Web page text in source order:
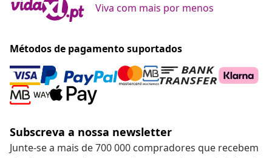
Viva com mais por menos
Métodos de pagamento suportados
Subscreva a nossa newsletter
Junte-se a mais de 700 000 compradores que recebem